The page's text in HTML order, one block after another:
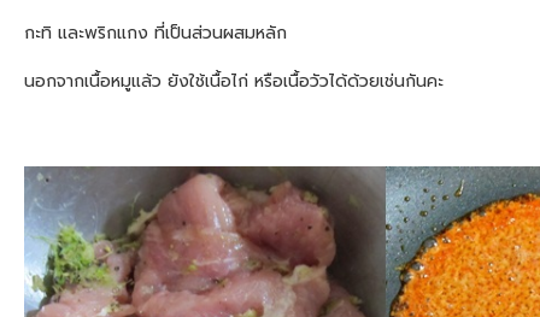
กะทิ และพริกแกง ที่เป็นส่วนผสมหลัก
นอกจากเนื้อหมูแล้ว ยังใช้เนื้อไก่ หรือเนื้อวัวได้ด้วยเช่นกันคะ